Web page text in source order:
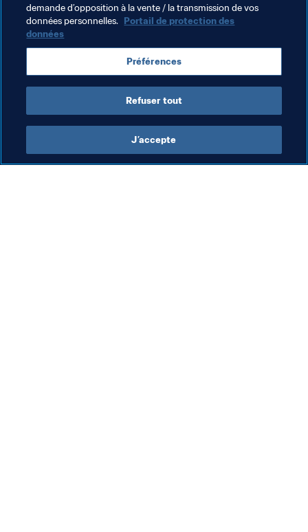
Thèmes en lien
England UEFA
demande d’opposition à la vente / la transmission de vos
données personnelles. Portail de protection des
données
Préférences
Refuser tout
J’accepte